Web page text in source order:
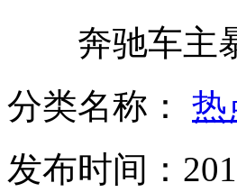
校门口乱停车挂钩孩子评优引
奔驰车主暴
分类名称： 热
发布时间：